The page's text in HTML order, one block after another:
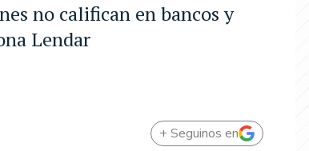
no califican en bancos y
Lendar
+ Seguinos en